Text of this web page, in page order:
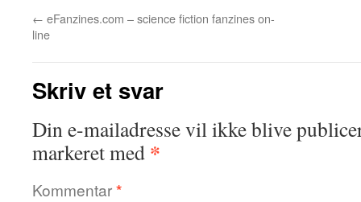
← eFanzines.com – science fiction fanzines on-
line
Skriv et svar
Din e-mailadresse vil ikke blive
markeret med *
Kommentar*